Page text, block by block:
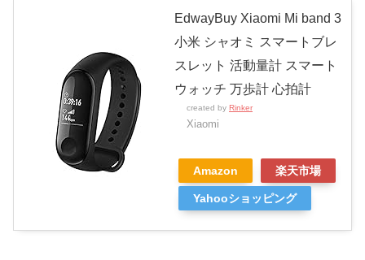
EdwayBuy Xiaomi Mi band 3
小米 シャオミ スマートブレ
スレット 活動量計 スマート
ウォッチ 万歩計 心拍計
created by Rinker
Xiaomi
Amazon 楽天市場
Yahooショッピング